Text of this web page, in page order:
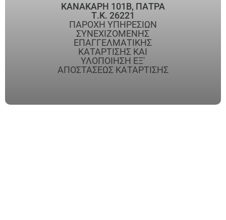
ΚΑΝΑΚΑΡΗ 101Β, ΠΑΤΡΑ
Τ.Κ. 26221
ΠΑΡΟΧΗ ΥΠΗΡΕΣΙΩΝ
ΣΥΝΕΧΙΖΟΜΕΝΗΣ
ΕΠΑΓΓΕΛΜΑΤΙΚΗΣ
ΚΑΤΑΡΤΙΣΗΣ ΚΑΙ
ΥΛΟΠΟΙΗΣΗ ΕΞ'
ΑΠΟΣΤΑΣΕΩΣ ΚΑΤΑΡΤΙΣΗΣ